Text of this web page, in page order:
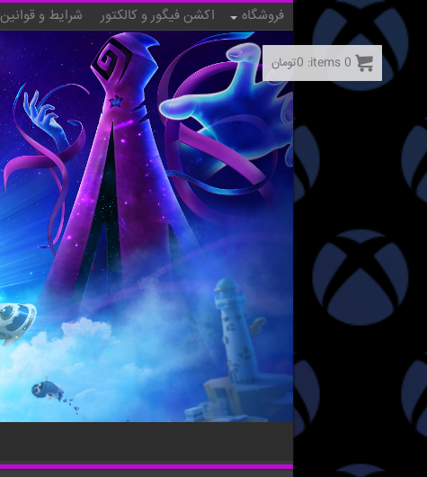
فروشگاه اکشن فیگور و کالکتور شرایط و قوانین
0
items:
0تومان